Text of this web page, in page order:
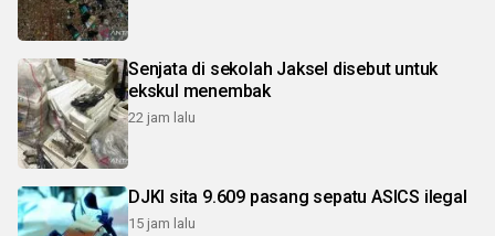
Senjata di sekolah Jaksel disebut untuk
ekskul menembak
22 jam lalu
DJKI sita 9.609 pasang sepatu ASICS ilegal
15 jam lalu